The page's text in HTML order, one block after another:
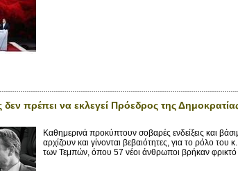
δεν πρέπει να εκλεγεί Πρόεδρος της
Καθημερινά προκύπτουν σοβαρές ενδείξεις και
αρχίζουν και γίνονται βεβαιότητες, για το ρόλο
των Τεμπών, όπου 57 νέοι άνθρωποι βρήκαν φρικτό